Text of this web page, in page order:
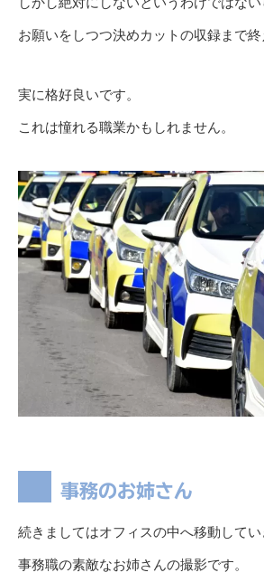
お願いをしつつ決めカットの収録まで終
実に格好良いです。
これは憧れる職業かもしれません。
事務のお姉さん
続きましてはオフィスの中へ移動してい
事務職の素敵なお姉さんの撮影です。